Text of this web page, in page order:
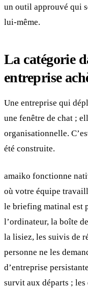
un outil approuvé qui
lui-même.
La catégorie
entreprise
Une entreprise qui
une fenêtre de chat ;
organisationnelle.
été construite.
amaiko fonctionne
où votre équipe
le briefing matinal est
l’ordinateur, la boîte
la lisiez, les suivis de
personne ne les
d’entreprise
survit aux départs ; les